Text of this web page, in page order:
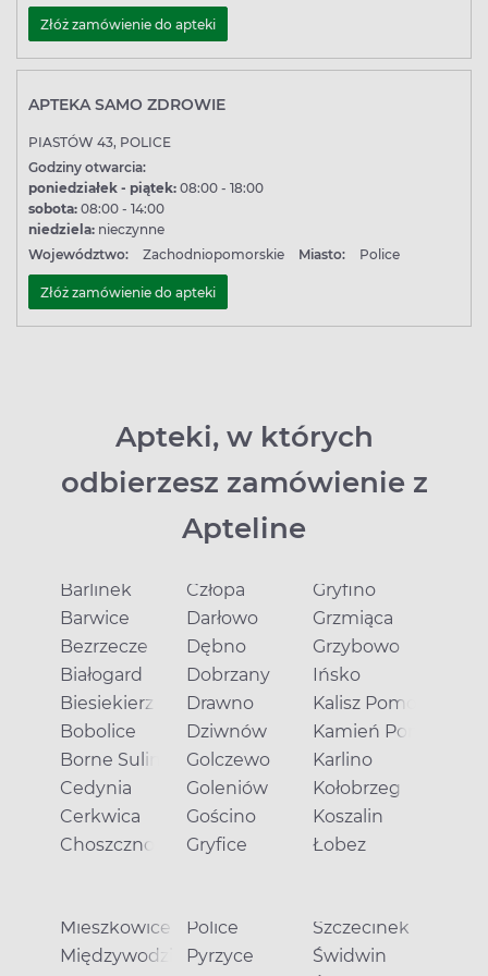
swoje produkty w dogodnym miejscu.
Złóż zamówienie do apteki
APTEKA SAMO ZDROWIE
PIASTÓW 43, POLICE
Godziny otwarcia:
poniedziałek - piątek: 08:00 - 18:00
sobota: 08:00 - 14:00
niedziela: nieczynne
Województwo:
Zachodniopomorskie Miasto: Police
Złóż zamówienie do apteki
Apteki, w których
odbierzesz zamówienie z
Apteline
Barlinek
Barwice
Bezrzecze
Białogard
Biesiekierz
Bobolice
Borne Sulinowo
Cedynia
Cerkwica
Choszczno
Człopa
Darłowo
Dębno
Dobrzany
Drawno
Dziwnów
Golczewo
Goleniów
Gościno
Gryfice
Gryfino
Grzmiąca
Grzybowo
Ińsko
Kalisz Pomorski
Kamień Pomorski
Karlino
Kołobrzeg
Koszalin
Łobez
Mieszkowice
Międzywodzie
Police
Pyrzyce
Szczecinek
Świdwin